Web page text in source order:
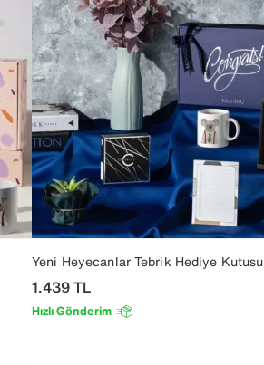
Yeni Heyecanlar Tebrik Hediye Kutusu
1.439TL
Hızlı Gönderim